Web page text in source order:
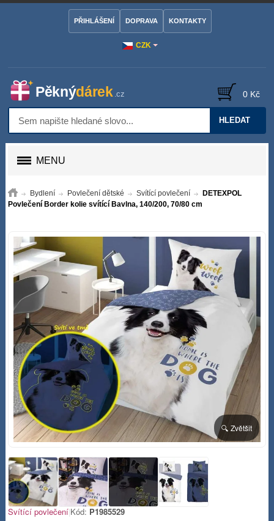
CZK
PŘIHLÁŠENÍ DOPRAVA KONTAKTY
HLEDAT
0 Kč
MENU
Bydlení Povlečení dětské Svítící povlečení
DETEXPOL
Povlečení Border kolie svítící Bavlna, 140/200, 70/80 cm
🔍 Zvětšit
Svítící povlečení|Kód: P1985529